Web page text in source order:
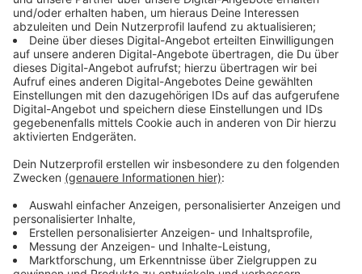
Immer auf dem Laufenden
bleiben!
Verpass' nichts mehr - mit unserem kostenlosen
ANTENNE BAYERN Newsletter. Ob Nachrichten,
Lifestyle oder unsere neuesten Aktionen - wir
informieren dich.
Zum Newsletter anmelden